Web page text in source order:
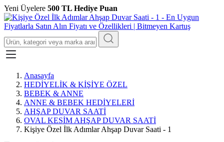
Yeni Üyelere 500 TL Hediye Puan
Anasayfa
HEDİYELİK & KİŞİYE ÖZEL
BEBEK & ANNE
ANNE & BEBEK HEDİYELERİ
AHŞAP DUVAR SAATİ
OVAL KESİM AHŞAP DUVAR SAATİ
Kişiye Özel İlk Adımlar Ahşap Duvar Saati - 1